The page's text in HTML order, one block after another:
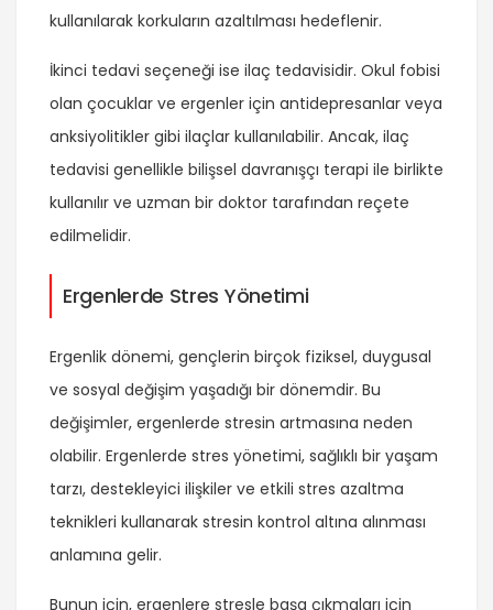
kullanılarak korkuların azaltılması hedeflenir.
İkinci tedavi seçeneği ise ilaç tedavisidir. Okul fobisi
olan çocuklar ve ergenler için antidepresanlar veya
anksiyolitikler gibi ilaçlar kullanılabilir. Ancak, ilaç
tedavisi genellikle bilişsel davranışçı terapi ile birlikte
kullanılır ve uzman bir doktor tarafından reçete
edilmelidir.
Ergenlerde Stres Yönetimi
Ergenlik dönemi, gençlerin birçok fiziksel, duygusal
ve sosyal değişim yaşadığı bir dönemdir. Bu
değişimler, ergenlerde stresin artmasına neden
olabilir. Ergenlerde stres yönetimi, sağlıklı bir yaşam
tarzı, destekleyici ilişkiler ve etkili stres azaltma
teknikleri kullanarak stresin kontrol altına alınması
anlamına gelir.
Bunun için, ergenlere stresle başa çıkmaları için